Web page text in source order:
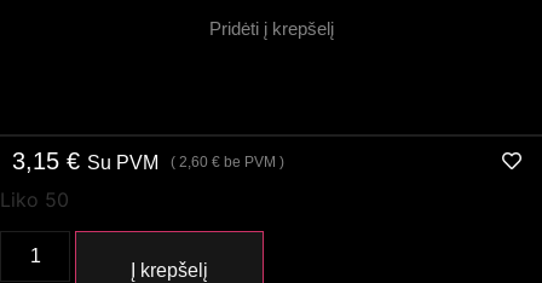
Pridėti į krepšelį
3,15 € Su PVM ( 2,60 € be PVM )
Liko 50
Į krepšelį